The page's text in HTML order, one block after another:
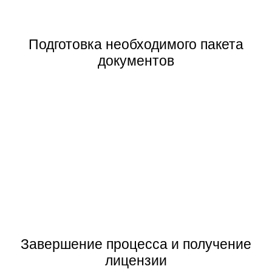
Подготовка необходимого пакета
документов
Завершение процесса и получение
лицензии